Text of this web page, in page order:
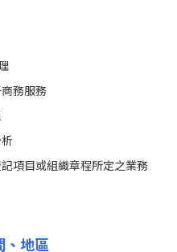
務服務
項目或組織章程所定之業務
、地區